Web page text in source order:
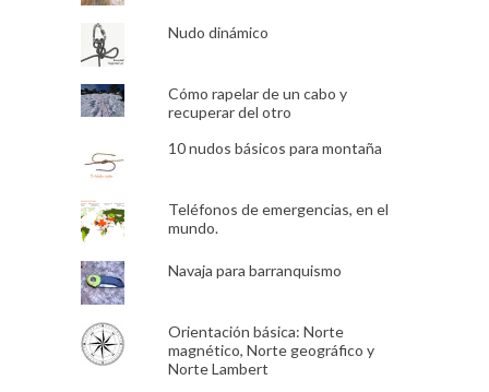
Nudo dinámico
Cómo rapelar de un cabo y
recuperar del otro
10 nudos básicos para montaña
Teléfonos de emergencias, en el
mundo.
Navaja para barranquismo
Orientación básica: Norte
magnético, Norte geográfico y
Norte Lambert